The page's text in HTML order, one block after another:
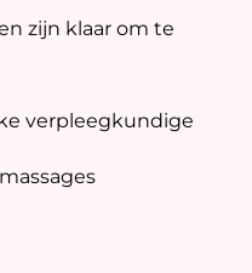
zijn klaar om te
verpleegkundige